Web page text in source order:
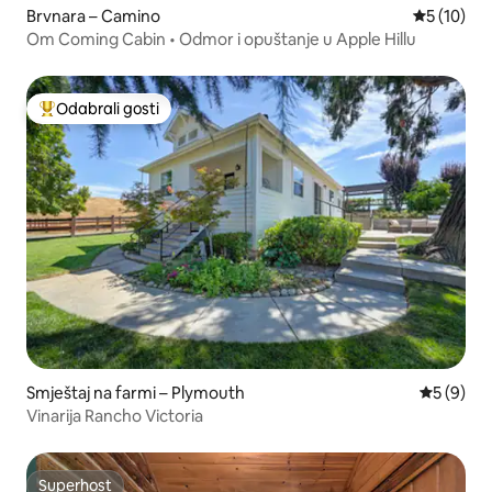
Brvnara – Camino Prosječna
5 (10)
Om Coming Cabin • Odmor i opuštanje u Apple Hillu
Među najviše rangiranima s oznakom „Odabrali gosti”
Odabrali gosti
Smještaj na farmi – Plymouth
5 (9)
Vinarija Rancho Victoria
Superhost